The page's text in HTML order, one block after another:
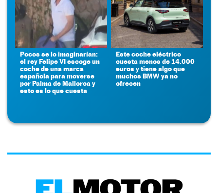
Pocos se lo imaginarían:
el rey Felipe VI escoge un
coche de una marca
española para moverse
por Palma de Mallorca y
esto es lo que cuesta
Este coche eléctrico
cuesta menos de 14.000
euros y tiene algo que
muchos BMW ya no
ofrecen